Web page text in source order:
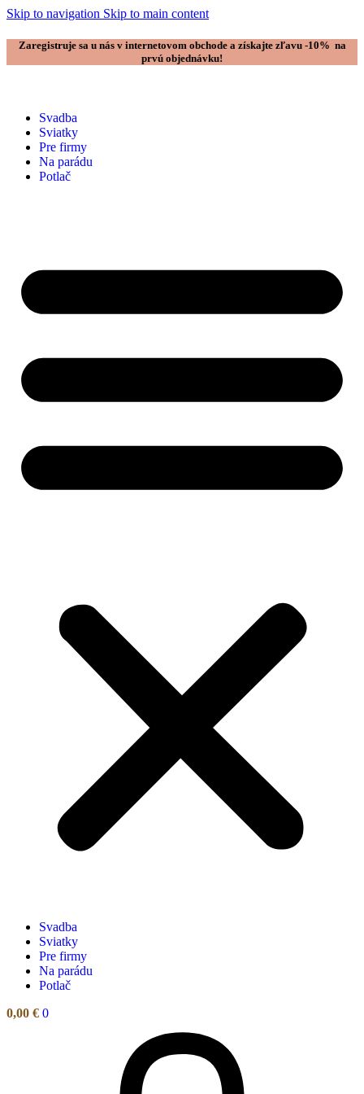
Skip to navigation Skip to main content
Zaregistruje sa u nás v internetovom obchode a získajte zľavu -10% na
prvú objednávku!
Svadba
Sviatky
Pre firmy
Na parádu
Potlač
Svadba
Sviatky
Pre firmy
Na parádu
Potlač
0,00 € 0